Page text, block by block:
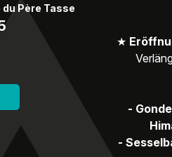
Père Tasse
★
-
-